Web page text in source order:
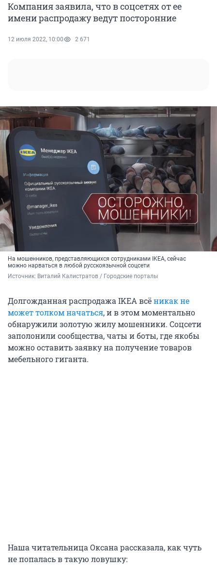
Компания заявила, что в соцсетях от ее
имени распродажу ведут посторонние
12 июля 2022, 10:00 2 671
На мошенников, представляющихся сотрудниками IKEA, сейчас
можно нарваться в любой русскоязычной соцсети
Источник: Виталий Калистратов / Городские порталы
Долгожданная распродажа IKEA всёникак не
может толком начаться, и в этом моментально
обнаружили золотую жилу мошенники. Соцсети
заполонили сообщества, чаты и боты, где якобы
можно оставить заявку на получение товаров
мебельного гиганта.
Наша читательница Оксана рассказала, как чуть
не попалась в такую ловушку: